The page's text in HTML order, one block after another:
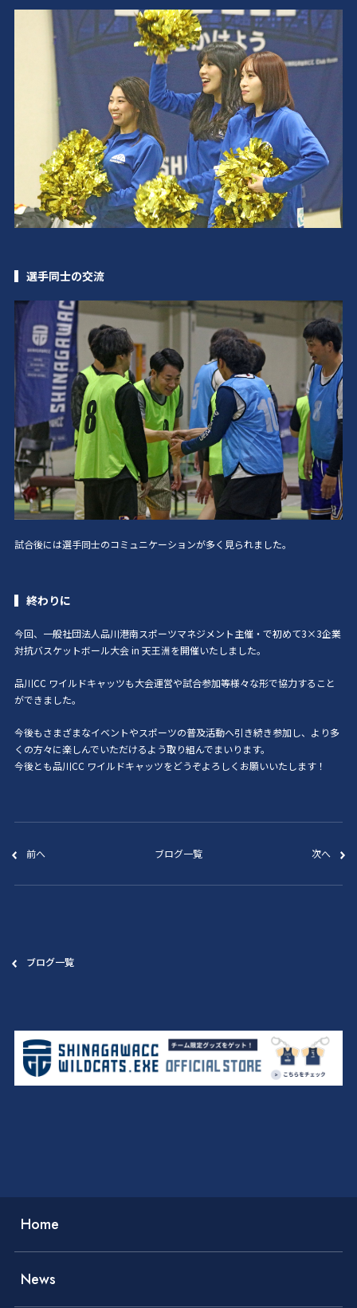
選手同士の交流
試合後には選手同士のコミュニケーションが多く見られました。
終わりに
今回、一般社団法人品川港南スポーツマネジメント主催・で初めて3×3企業
対抗バスケットボール大会 in 天王洲を開催いたしました。
品川CC ワイルドキャッツも大会運営や試合参加等様々な形で協力すること
ができました。
今後もさまざまなイベントやスポーツの普及活動へ引き続き参加し、より多
くの方々に楽しんでいただけるよう取り組んでまいります。
今後とも品川CC ワイルドキャッツをどうぞよろしくお願いいたします！
前へ ブログ一覧 次へ
ブログ一覧
Home
News